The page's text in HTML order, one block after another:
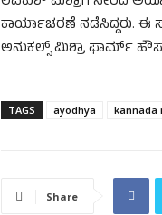
ಕಾರ್ಯಾಚರಣೆ ನಡೆಸಿದ್ದರು. ಈ
ಅನುಕಲ್ಸ್ ಮಿಶ್ರಾ ಫಾರ್ಮ್ ಹೌಸ್
TAGS ayodhya kannada
Share